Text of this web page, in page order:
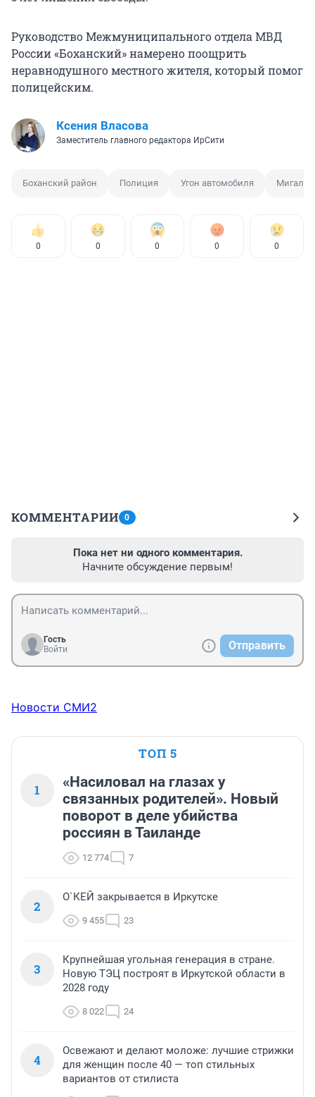
Руководство Межмуниципального отдела МВД
России «Боханский» намерено поощрить
неравнодушного местного жителя, который помог
полицейским.
Ксения Власова
Заместитель главного редактора ИрСити
Боханский район Полиция Угон автомобиля Мигалка
0 0 0 0 0
КОММЕНТАРИИ 0
Пока нет ни одного комментария.
Начните обсуждение первым!
Гость
Войти
Отправить
Новости СМИ2
ТОП 5
1
«Насиловал на глазах у
связанных родителей». Новый
поворот в деле убийства
россиян в Таиланде
12 774 7
2
О`КЕЙ закрывается в Иркутске
9 455 23
3
Крупнейшая угольная генерация в стране.
Новую ТЭЦ построят в Иркутской области в
2028 году
8 022 24
4
Освежают и делают моложе: лучшие стрижки
для женщин после 40 — топ стильных
вариантов от стилиста